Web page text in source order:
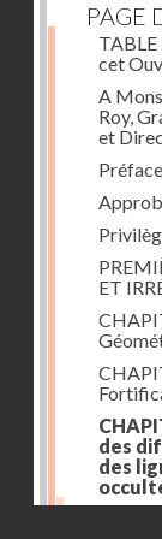
PAGE
TABLE
cet
A
Roy,
et
Préface
ET
des
des
Des